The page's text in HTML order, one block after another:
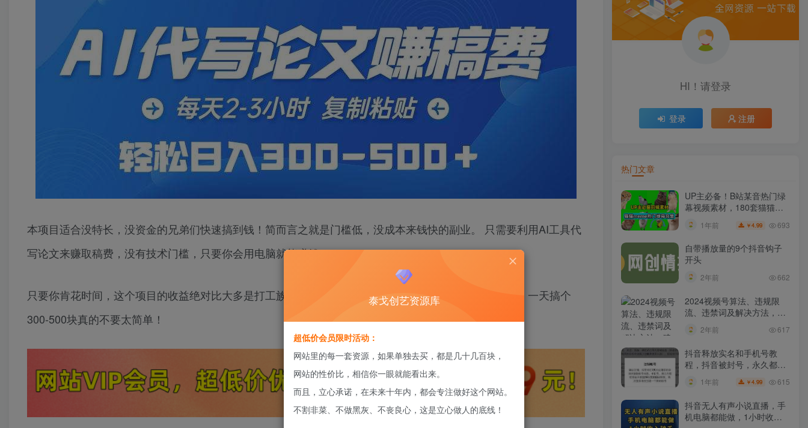
本项目适合没特长，没资金的兄弟们快速搞到钱！简而言之就是门槛低，没成本来钱快的副业。 只需要利用AI工具代
写论文来赚取稿费，没有技术门槛，只要你会用电脑就能赚钱
只要你肯花时间，这个项目的收益绝对比大多是打工族工资高的多！ 并且无需引流，只需每天接单即可，一天搞个
300-500块真的不要太简单！
HI！请登录
登录 注册
热门文章
UP主必备！B站某音热门绿
幕视频素材，180套猫猫
meme动态绿幕合集包，含
背景图BGM，含使用教程
1年前 ￥4.99 693
自带播放量的9个抖音钩子
开头
2年前 662
2024视频号算法、违规限
流、违禁词及解决方法，建
2年前 617
抖音释放实名和手机号教
程，抖音被封号，永久都可
1年前 ￥4.99 615
抖音无人有声小说直播，手
机电脑都能做，1小时收入
泰戈创艺资源库
超低价会员限时活动：
网站里的每一套资源，如果单独去买，都是几十几百块，
网站的性价比，相信你一眼就能看出来。
而且，立心承诺，在未来十年内，都会专注做好这个网站。
不割非菜、不做黑灰、不丧良心，这是立心做人的底线！